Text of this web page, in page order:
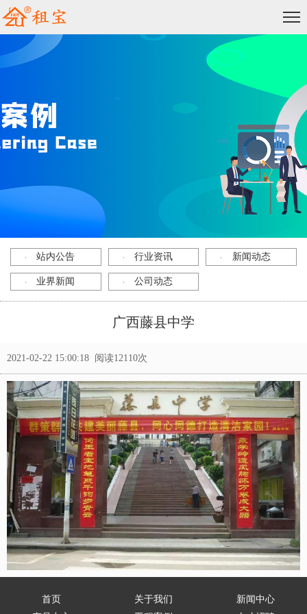
站内公告 行业资讯 新闻动态
业界新闻 公司动态
广西藤县中学
2021-02-22 15:00:18 阅读12110次
首页 关于我们
新闻中心